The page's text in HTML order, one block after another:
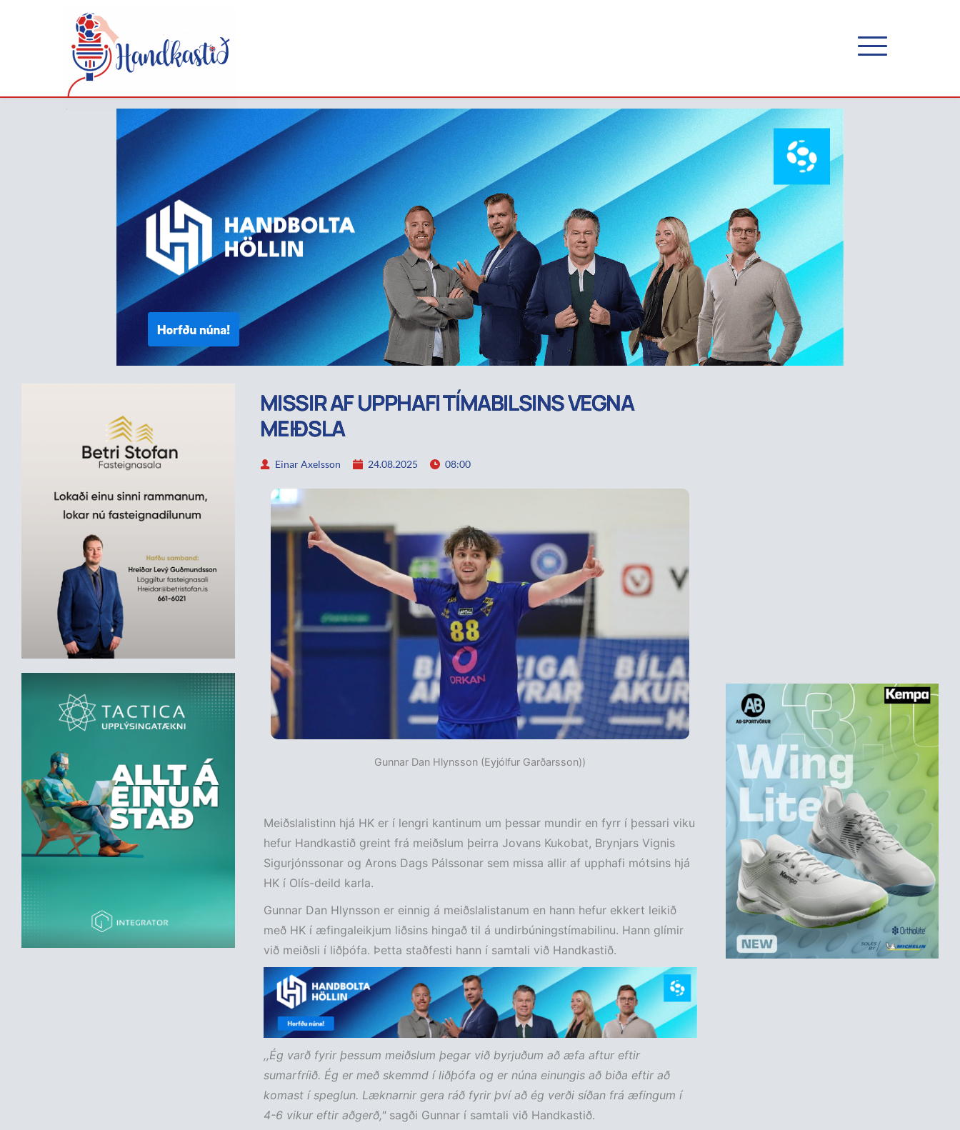
MISSIR AF UPPHAFI TÍMABILSINS VEGNA
MEIÐSLA
Einar Axelsson 24.08.2025 08:00
Gunnar Dan Hlynsson (Eyjólfur Garðarsson))
Meiðslalistinn hjá HK er í lengri kantinum um þessar mundir en fyrr í þessari viku
hefur Handkastið greint frá meiðslum þeirra Jovans Kukobat, Brynjars Vignis
Sigurjónssonar og Arons Dags Pálssonar sem missa allir af upphafi mótsins hjá
HK í Olís-deild karla.
Gunnar Dan Hlynsson er einnig á meiðslalistanum en hann hefur ekkert leikið
með HK í æfingaleikjum liðsins hingað til á undirbúningstímabilinu. Hann glímir
við meiðsli í liðþófa. Þetta staðfesti hann í samtali við Handkastið.
,,Ég varð fyrir þessum meiðslum þegar við byrjuðum að æfa aftur eftir
sumarfríið. Ég er með skemmd í liðþófa og er núna einungis að biða eftir að
komast í speglun. Læknarnir gera ráð fyrir því að ég verði síðan frá æfingum í
4-6 vikur eftir aðgerð,"sagði Gunnar í samtali við Handkastið.